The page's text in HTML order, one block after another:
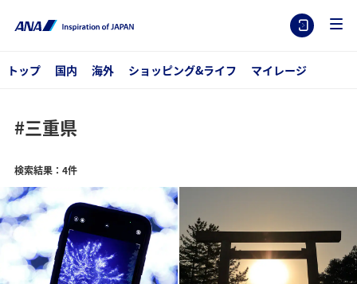
トップ 国内 海外 ショッピング&ライフ マイレージ
#三重県
検索結果：4件